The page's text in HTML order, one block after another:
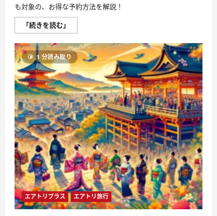
も対象の、お得な予約方法を解説！
「続きを読む」
【8/18
で】
人
気
海
外
ホ
テ
ル
セ
ー
ル
ま
も
な
く
終
了！
エ
ア
ト
リ
の
限
定
ク
1 分読み取り
エアトリプラス エアトリ旅行